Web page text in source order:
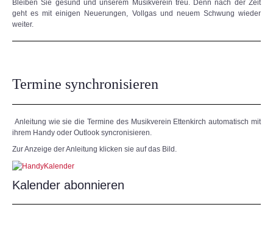
Bleiben Sie gesund und unserem Musikverein treu. Denn nach der Zeit
geht es mit einigen Neuerungen, Vollgas und neuem Schwung wieder
weiter.
Termine synchronisieren
Anleitung wie sie die Termine des Musikverein Ettenkirch automatisch mit
ihrem Handy oder Outlook syncronisieren.
Zur Anzeige der Anleitung klicken sie auf das Bild.
Kalender abonnieren